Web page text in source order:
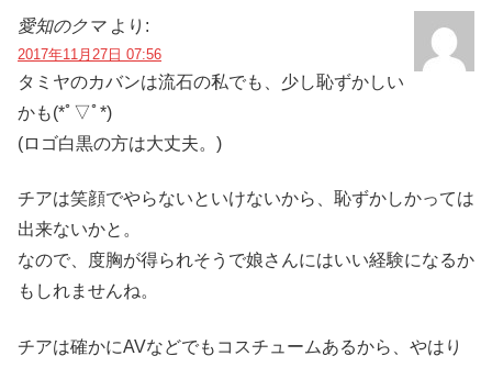
愛知のクマ より:
2017年11月27日 07:56
タミヤのカバンは流石の私でも、少し恥ずかしい
かも(*ﾟ▽ﾟ*)
(ロゴ白黒の方は大丈夫。)
チアは笑顔でやらないといけないから、恥ずかしかっては
出来ないかと。
なので、度胸が得られそうで娘さんにはいい経験になるか
もしれませんね。
チアは確かにAVなどでもコスチュームあるから、やはり